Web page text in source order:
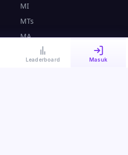
MI
MTs
MA
Leaderboard Masuk